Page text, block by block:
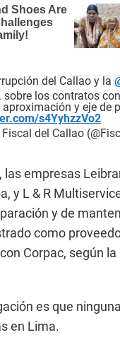
del Callao y la
los contratos
y eje de
s4YyhzzVo2
del Callao
empresas
y L & R
y de
como
Corpac, según
es que
en Lima.